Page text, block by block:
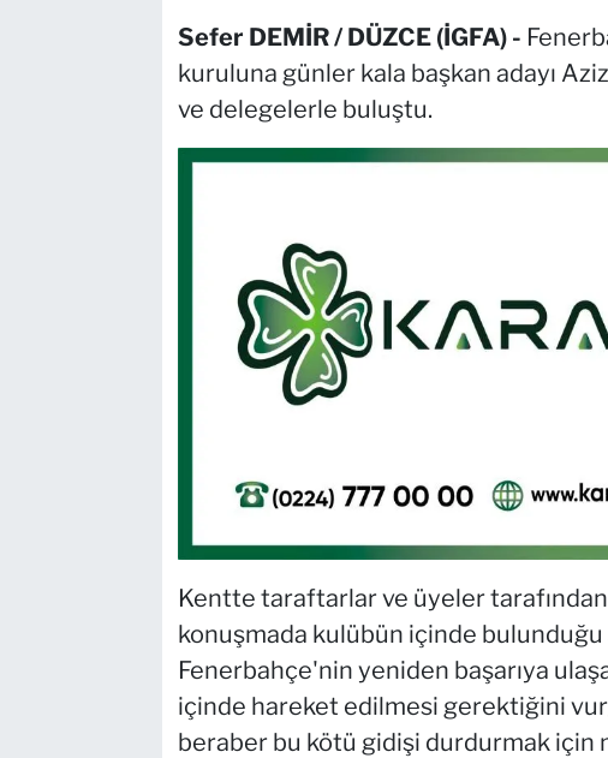
Sefer DEMİR / DÜZCE (İGFA) -
kuruluna günler kala başkan adayı
ve delegelerle buluştu.
Kentte taraftarlar ve üyeler tarafından
konuşmada kulübün içinde
Fenerbahçe'nin yeniden başarıya
içinde hareket edilmesi gerektiğini
beraber bu kötü gidişi durdurmak için